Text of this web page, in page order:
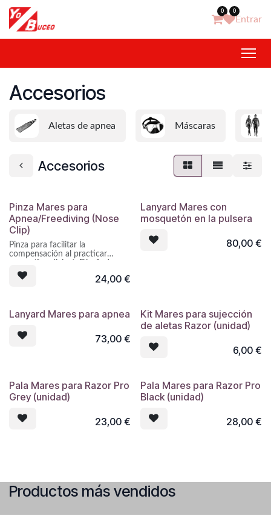
Ir al contenido 0 0
Entrar
Accesorios
Aletas de apnea Máscaras
Accesorios
Pinza Mares para
Apnea/Freediving (Nose
Clip)
Pinza para facilitar la
compensación al practicar
MARES para que no tengas que
usar las manos para compensar
24,00€
Lanyard Mares con
mosquetón en la pulsera
80,00€
Lanyard Mares para apnea
73,00€
Kit Mares para sujección
de aletas Razor (unidad)
6,00€
Pala Mares para Razor Pro
Grey (unidad)
23,00€
Pala Mares para Razor Pro
Black (unidad)
28,00€
Productos más vendidos